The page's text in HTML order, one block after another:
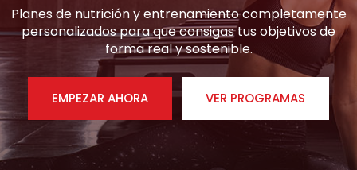
Planes de nutrición y entrenamiento completamente
personalizados para que consigas tus objetivos de
forma real y sostenible.
EMPEZAR AHORA VER PROGRAMAS